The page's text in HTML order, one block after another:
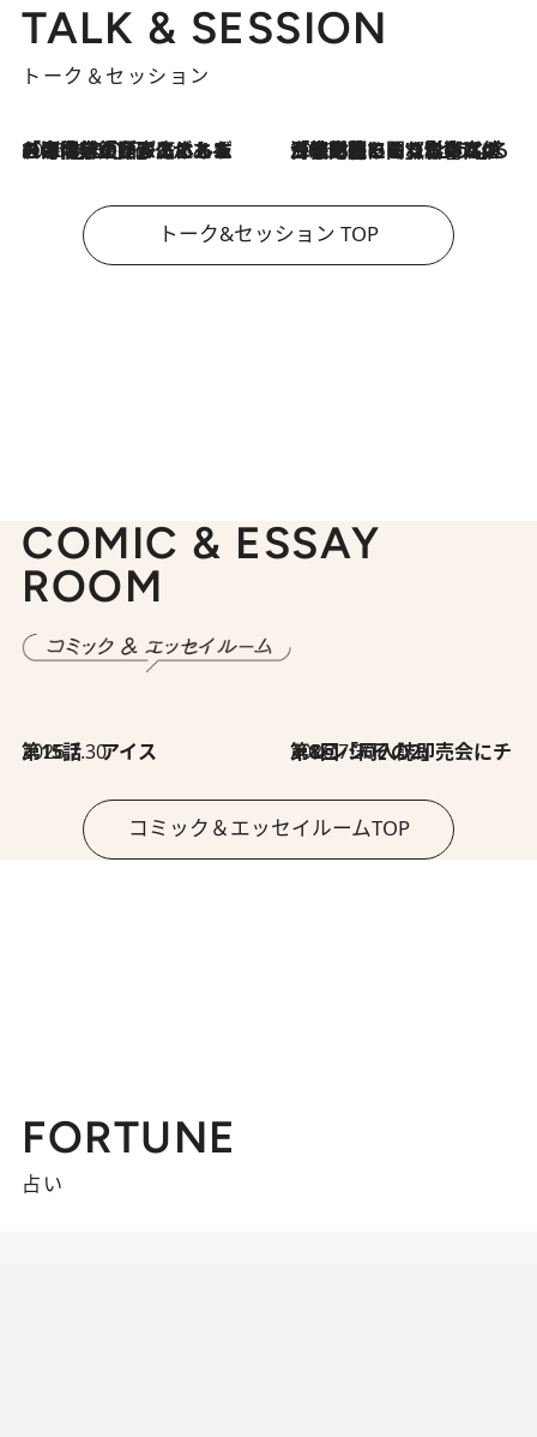
TALK & SESSION
トーク＆セッション
2026.8.3
「今後値上げがあるとすれば…」「リスクがあるのは今年の冬」エネルギー専門家が語る、ホルムズ海峡封鎖が家庭にもたらす“ある心配” 2026.8.3
「住宅建てられない…」「サーチャージ料の高値が続いている」ホルムズ海峡封鎖による影響はいつまで続く？《エネルギー専門家に聞く“どうなる日本の暮らし”》
トーク&セッション TOP
COMIC & ESSAY
ROOM
2026.7.30
第15話 アイス 2026.7.30
第8回「同人誌即売会にチャレンジ その2」
コミック＆エッセイルームTOP
FORTUNE
占い